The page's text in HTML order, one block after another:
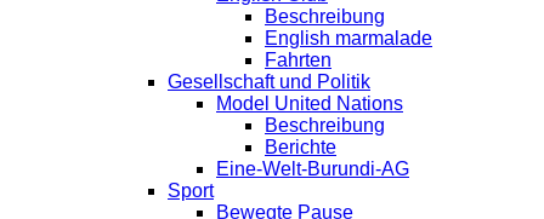
Beschreibung
English marmalade
Fahrten
Gesellschaft und Politik
Model United Nations
Beschreibung
Berichte
Eine-Welt-Burundi-AG
Sport
Bewegte Pause